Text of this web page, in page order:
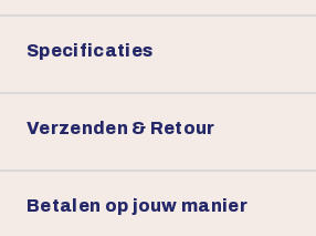
Specificaties
Verzenden & Retour
Betalen op jouw manier